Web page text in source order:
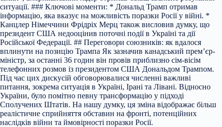
ситуації. ### Ключові моменти: * Дональд Трамп отримав
інформацію, яка вказує на можливість поразки Росії у війні. *
Канцлер Німеччини Фрідріх Мерц також висловив думку, що
президент США недооцінив поточні події в Україні та дії
Російської Федерації. ## Переговори союзників: як вдалося
вплинути на позицію Трампа Як зазначив канадський прем’єр-
міністр, за останні 36 годин він провів приблизно сім-вісім
телефонних розмов із президентом США Дональдом Трампом.
Під час цих дискусій обговорювалися численні важливі
питання, зокрема ситуація в Україні, Ірані та Лівані. Відносно
України, було помітно певну трансформацію у підході
Сполучених Штатів. На нашу думку, ця зміна відображає більш
реалістичне сприйняття обставин на фронті, потенційних
наслідків війни та ймовірності поразки Росії.